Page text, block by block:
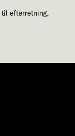
til efterretning.